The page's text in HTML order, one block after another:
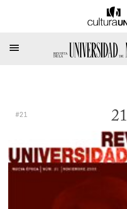
#21 21